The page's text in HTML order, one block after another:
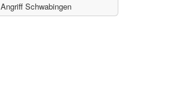
Angriff Schwabingen